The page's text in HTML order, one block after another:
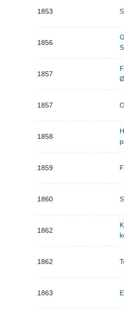
1853
1856
1857
1857
1858
1859
1860
1862
1862
1863